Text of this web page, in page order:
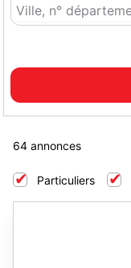
64 annonces
Particuliers